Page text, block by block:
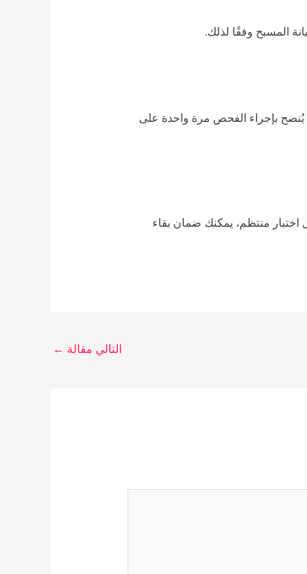
المسبح وفقًا لذلك.
يُنصح بإجراء الفحص مرة واحدة على
اختبار منتظم، يمكنك ضمان بقاء
التالي مقالة ←